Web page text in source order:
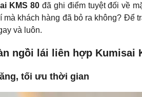
KMS 80đã ghi điểm tuyệt đối về
khách hàng đã bỏ ra không? Để
và luôn.
ngồi lái liên hợp Kumisai
tối ưu thời gian